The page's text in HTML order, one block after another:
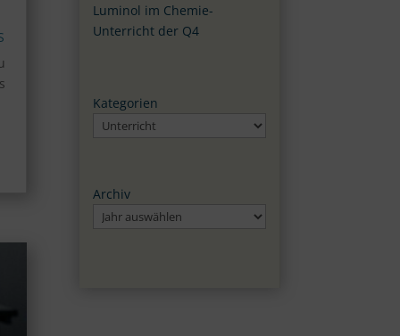
Luminol im Chemie-
Unterricht der Q4
Kategorien
Archiv